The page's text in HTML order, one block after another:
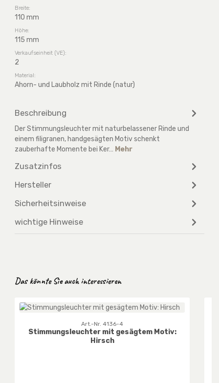
Breite:
110 mm
Höhe:
115 mm
Verkaufseinheit (VE):
2
Material:
Ahorn- und Laubholz mit Rinde (natur)
Beschreibung
Der Stimmungsleuchter mit naturbelassener Rinde und
einem filigranen, handgesägten Motiv schenkt
zauberhafte Momente bei Ker… Mehr
Zusatzinfos
Hersteller
Sicherheitsinweise
wichtige Hinweise
Produktgalerie überspringen
Das könnte Sie auch interessieren
Art.-Nr. 4136-4
Stimmungsleuchter mit gesägtem Motiv:
Hirsch